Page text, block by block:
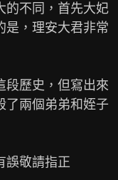
的不同，首先大妃
是，理安大君非常
段歷史，但寫出來
了兩個弟弟和姪子
誤敬請指正